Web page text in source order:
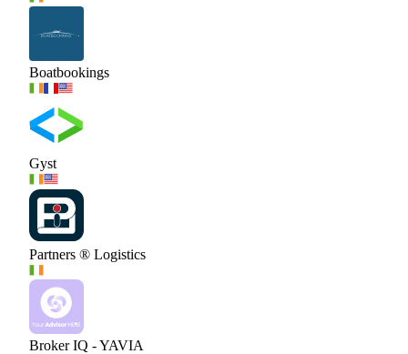
Boatbookings
Gyst
Partners ® Logistics
Broker IQ - YAVIA